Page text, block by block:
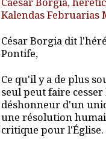
Kalendas Februarias
César Borgia dit
Pontife,
Ce qu'il y a de plus
seul peut faire
déshonneur d'un
une résolution
critique pour l'Église.